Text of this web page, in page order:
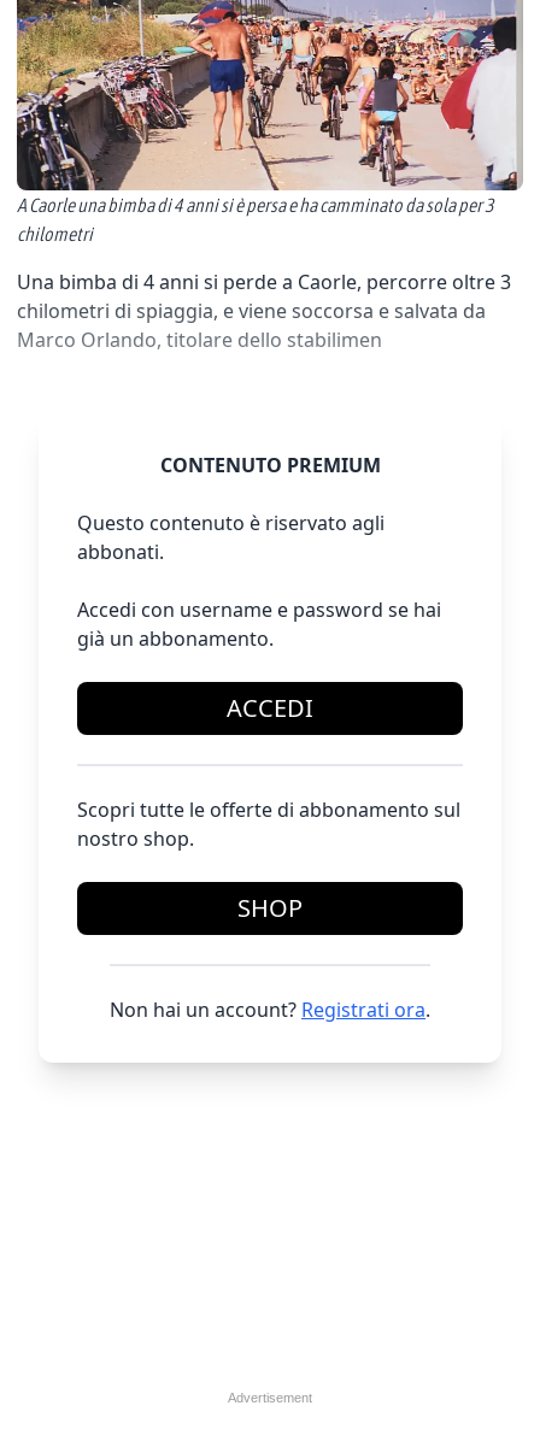
A Caorle una bimba di 4 anni si è persa e ha camminato da sola per 3
chilometri
Una bimba di 4 anni si perde a Caorle, percorre oltre 3
chilometri di spiaggia, e viene soccorsa e salvata da
Marco Orlando, titolare dello stabilimen
CONTENUTO PREMIUM
Questo contenuto è riservato agli
abbonati.
Accedi con username e password se hai
già un abbonamento.
ACCEDI
Scopri tutte le offerte di abbonamento sul
nostro shop.
SHOP
Non hai un account? Registrati ora.